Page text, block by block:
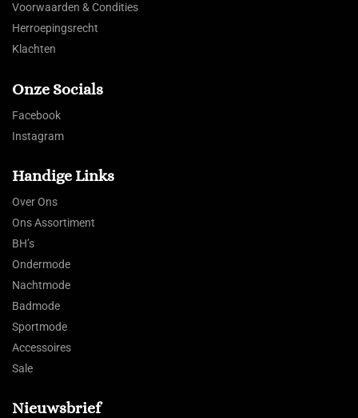
Voorwaarden & Condities
Herroepingsrecht
Klachten
Onze Socials
Facebook
Instagram
Handige Links
Over Ons
Ons Assortiment
BH’s
Ondermode
Nachtmode
Badmode
Sportmode
Accessoires
Sale
Nieuwsbrief